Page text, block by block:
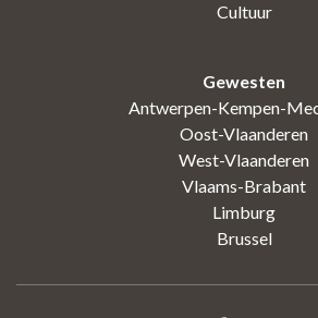
Cultuur
Gewesten
Antwerpen-Kempen-
Oost-Vlaanderen
West-Vlaanderen
Vlaams-Brabant
Limburg
Brussel